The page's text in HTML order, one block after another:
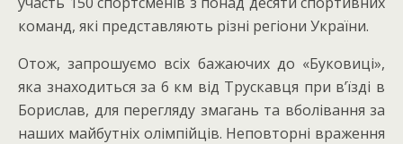
команд, які представляють різні регіони України.
Отож, запрошуємо всіх бажаючих до «Буковиці»,
яка знаходиться за 6 км від Трускавця при в’їзді в
Борислав, для перегляду змагань та вболівання за
наших майбутніх олімпійців. Неповторні враження